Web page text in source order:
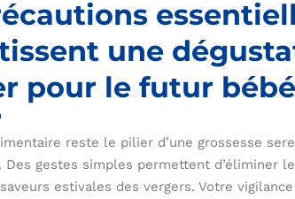
une
pour le futur
reste le pilier d’une grossesse
Des gestes simples permettent d’éliminer
estivales des vergers. Votre